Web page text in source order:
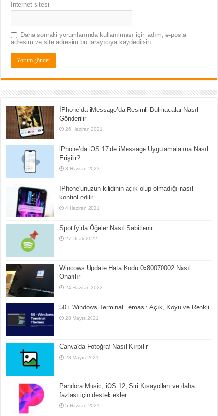
İnternet sitesi
Daha sonraki yorumlarımda kullanılması için adım, e-posta
adresim ve site adresim bu tarayıcıya kaydedilsin.
İPhone’da iMessage’da Resimli Bulmacalar Nasıl
Gönderilir
26 Haziran 2021
iPhone’da iOS 17’de iMessage Uygulamalarına Nasıl
Erişilir?
8 Haziran 2023
İPhone'unuzun kilidinin açık olup olmadığı nasıl
kontrol edilir
4 Haziran 2021
Spotify’da Öğeler Nasıl Sabitlenir
27 Ocak 2022
Windows Update Hata Kodu 0x80070002 Nasıl
Onarılır
24 Haziran 2022
50+ Windows Terminal Teması: Açık, Koyu ve Renkli
28 Mayıs 2021
Canva'da Fotoğraf Nasıl Kırpılır
28 Mayıs 2021
Pandora Music, iOS 12, Siri Kısayolları ve daha
fazlası için destek ekler
5 Haziran 2021